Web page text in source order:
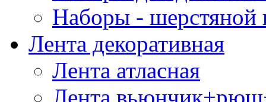
Наборы - шерстяной
Лента декоративная
Лента атласная
Лента